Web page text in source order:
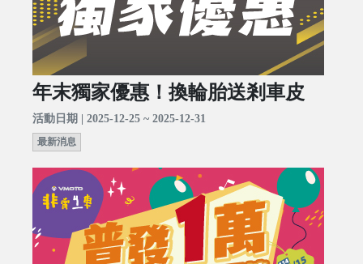
年末獨家優惠！換輪胎送剎車皮
活動日期 | 2025-12-25 ~ 2025-12-31
最新消息